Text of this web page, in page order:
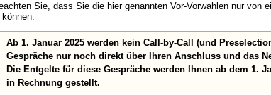
Sie, dass Sie die hier genannten Vor-Vorwahlen nur von
Ab 1. Januar 2025 werden kein Call-by-Call (und
Gespräche nur noch direkt über Ihren Anschluss und das
Die Entgelte für diese Gespräche werden Ihnen ab dem 1.
in Rechnung gestellt.